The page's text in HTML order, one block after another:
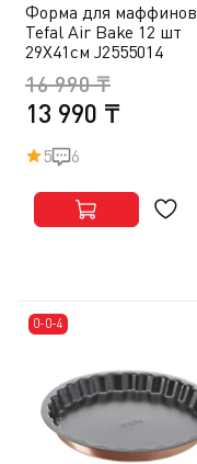
Форма для маффинов
Tefal Air Bake 12 шт
29X41cм J2555014
13 990 ₸
16 990 ₸
5 6
0-0-4